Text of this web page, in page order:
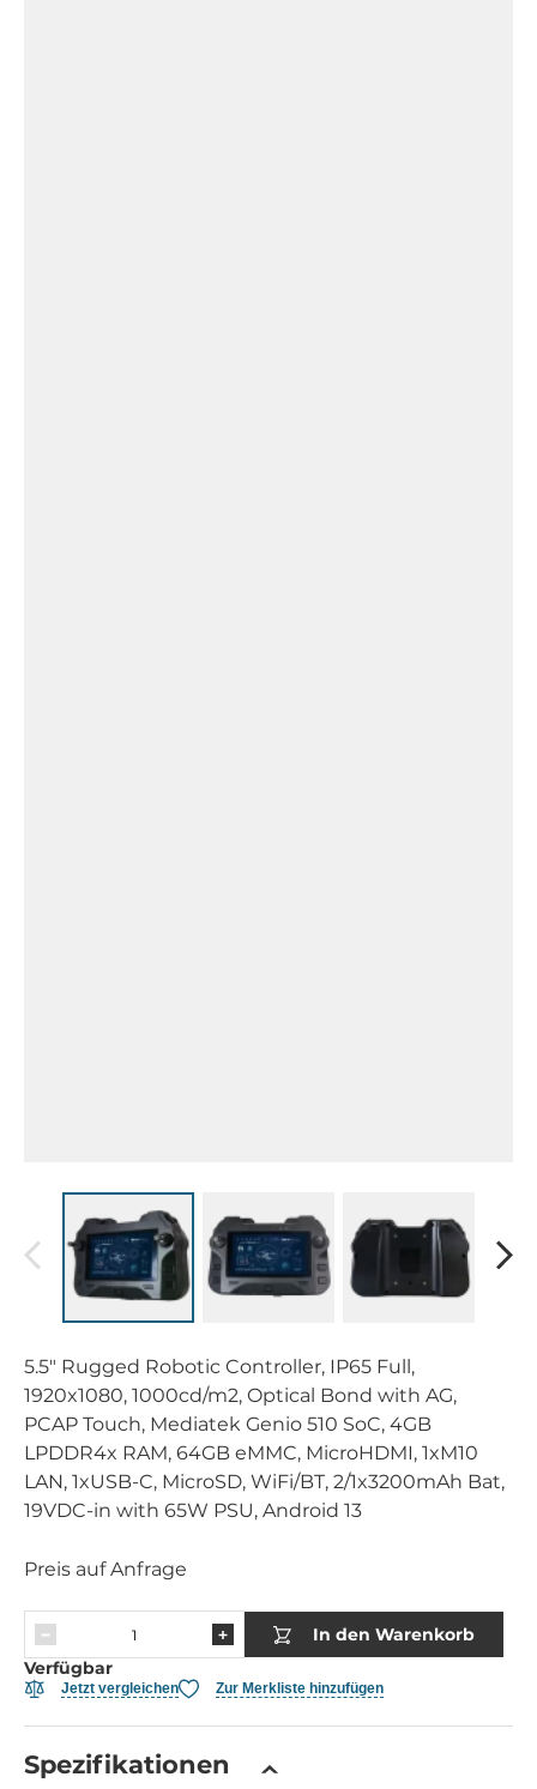
5.5" Rugged Robotic Controller, IP65 Full,
1920x1080, 1000cd/m2, Optical Bond with AG,
PCAP Touch, Mediatek Genio 510 SoC, 4GB
LPDDR4x RAM, 64GB eMMC, MicroHDMI, 1xM10
LAN, 1xUSB-C, MicroSD, WiFi/BT, 2/1x3200mAh Bat,
19VDC-in with 65W PSU, Android 13
Preis auf Anfrage
In den Warenkorb
Verfügbar
Jetzt vergleichen Zur Merkliste hinzufügen
Spezifikationen